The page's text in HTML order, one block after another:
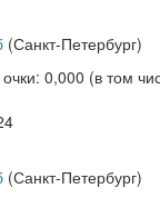
(Санкт-Петербург)
0,000 (в том
(Санкт-Петербург)